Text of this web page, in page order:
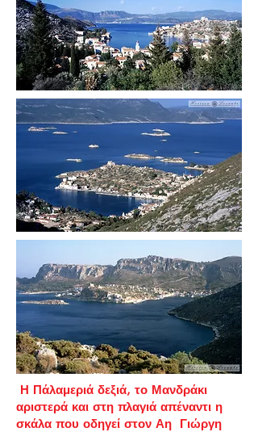
Η Πάλαμεριά δεξιά, το Μανδράκι
αριστερά και στη πλαγιά απέναντι η
σκάλα που οδηγεί στον Αη Γιώργη